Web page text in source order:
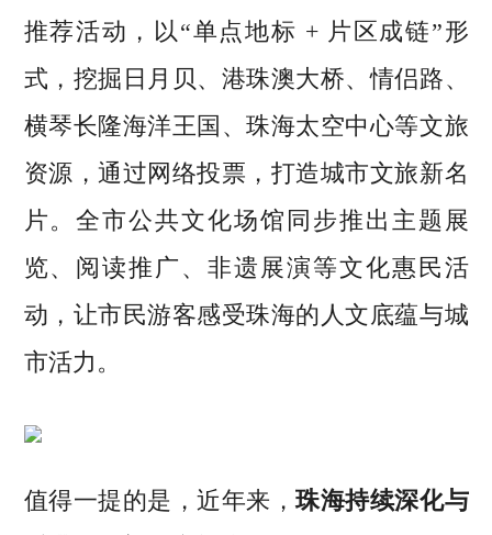
推荐活动，以“单点地标 + 片区成链”形
式，挖掘日月贝、港珠澳大桥、情侣路、
横琴长隆海洋王国、珠海太空中心等文旅
资源，通过网络投票，打造城市文旅新名
片。全市公共文化场馆同步推出主题展
览、阅读推广、非遗展演等文化惠民活
动，让市民游客感受珠海的人文底蕴与城
市活力。
值得一提的是，近年来，珠海持续深化与